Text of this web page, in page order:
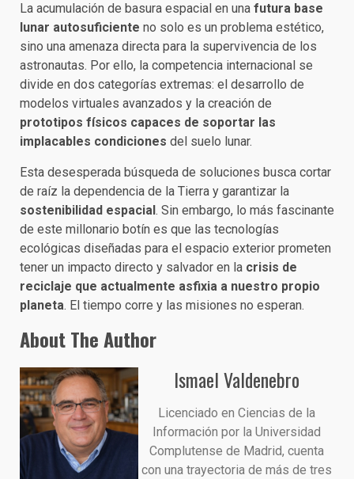
La acumulación de basura espacial en una futura base
lunar autosuficiente no solo es un problema estético,
sino una amenaza directa para la supervivencia de los
astronautas. Por ello, la competencia internacional se
divide en dos categorías extremas: el desarrollo de
modelos virtuales avanzados y la creación de
prototipos físicos capaces de soportar las
implacables condiciones del suelo lunar.
Esta desesperada búsqueda de soluciones busca cortar
de raíz la dependencia de la Tierra y garantizar la
sostenibilidad espacial . Sin embargo, lo más fascinante
de este millonario botín es que las tecnologías
ecológicas diseñadas para el espacio exterior prometen
tener un impacto directo y salvador en la crisis de
reciclaje que actualmente asfixia a nuestro propio
planeta. El tiempo corre y las misiones no esperan.
About The Author
Ismael Valdenebro
Licenciado en Ciencias de la
Información por la Universidad
Complutense de Madrid, cuenta
con una trayectoria de más de tres